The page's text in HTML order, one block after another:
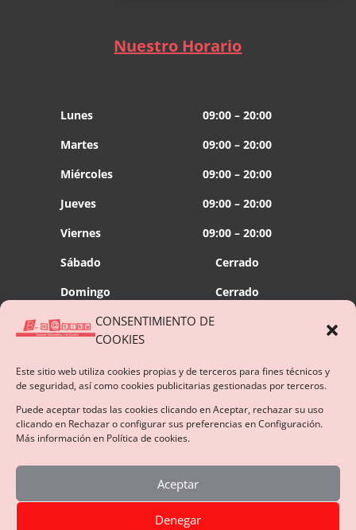
CONSENTIMIENTO DE
COOKIES
Este sitio web utiliza cookies propias y de terceros para fines técnicos y
de seguridad, así como cookies publicitarias gestionadas por terceros.
Puede aceptar todas las cookies clicando en Aceptar, rechazar su uso
clicando en Rechazar o configurar sus preferencias en Configuración.
Más información en Política de cookies.
Aceptar
Denegar
Nuestro Horario
Lunes
09:00 – 20:00
Martes
09:00 – 20:00
Miércoles
09:00 – 20:00
Jueves
09:00 – 20:00
Viernes
09:00 – 20:00
Sábado
Cerrado
Domingo
Cerrado
Conectemos!
Más de 1000 profesionales cuentan con nosotros
SERVICIOS ACTIVOS EN 24 HORAS